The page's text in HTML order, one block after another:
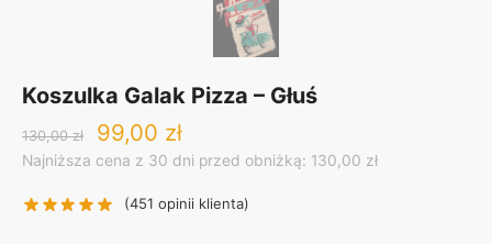
Koszulka Galak Pizza – Głuś
130,00zł
Original
price
130,00 zł.
99,00 złCurrent
price
99,00 zł.
Najniższa cena z 30 dni przed obniżką: 130,00 zł
(451 opinii klienta)